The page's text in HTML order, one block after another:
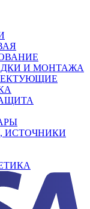
И МОНТАЖА
ИСТОЧНИКИ